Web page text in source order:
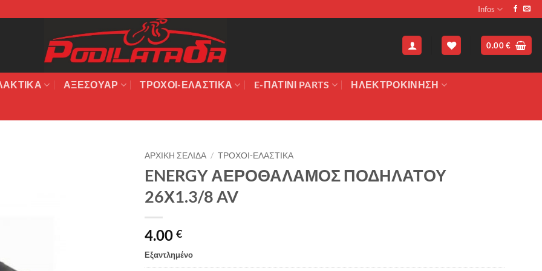
Infos
0.00€
ΑΞΕΣΟΥΆΡ ΤΡΟΧΟΙ-ΕΛΑΣΤΙΚΑ E-ΠΑΤΙΝΙ PARTS ΗΛΕΚΤΡΟΚΙΝΗΣΗ
ΑΡΧΙΚΉ ΣΕΛΊΔΑ / ΤΡΟΧΟΙ-ΕΛΑΣΤΙΚΑ
ENERGY ΑΕΡΟΘΑΛΑΜΟΣ ΠΟΔΗΛΑΤΟΥ
26Χ1.3/8 AV
4.00 €
Εξαντλημένο